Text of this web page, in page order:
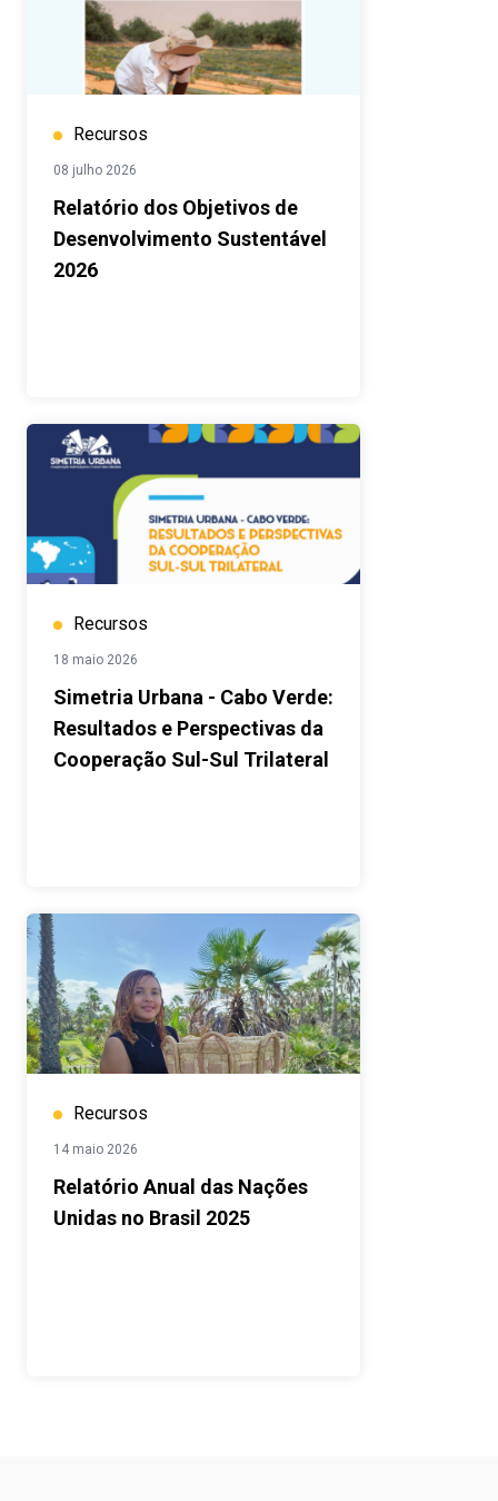
Recursos
08 julho 2026
Relatório dos Objetivos de
Desenvolvimento Sustentável
2026
Recursos
18 maio 2026
Simetria Urbana - Cabo Verde:
Resultados e Perspectivas da
Cooperação Sul-Sul Trilateral
Recursos
14 maio 2026
Relatório Anual das Nações
Unidas no Brasil 2025